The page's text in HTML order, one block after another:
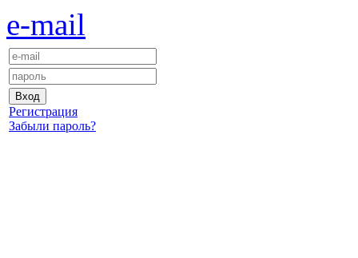
e-mail
Регистрация
Забыли пароль?